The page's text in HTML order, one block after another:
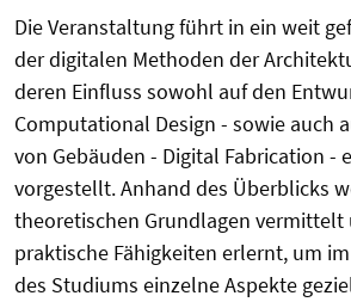
Die Veranstaltung führt in ein weit
der digitalen Methoden der
deren Einfluss sowohl auf den
Computational Design - sowie auch
von Gebäuden - Digital Fabrication -
vorgestellt. Anhand des Überblicks
theoretischen Grundlagen
praktische Fähigkeiten erlernt, um
des Studiums einzelne Aspekte